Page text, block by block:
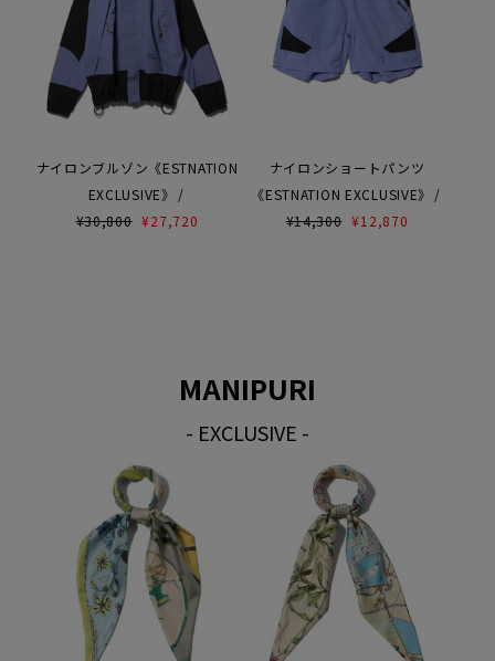
ナイロンブルゾン《ESTNATION
EXCLUSIVE》
¥30,800 ¥27,720
ナイロンショートパンツ
《ESTNATION EXCLUSIVE》
¥14,300 ¥12,870
MANIPURI
- EXCLUSIVE -